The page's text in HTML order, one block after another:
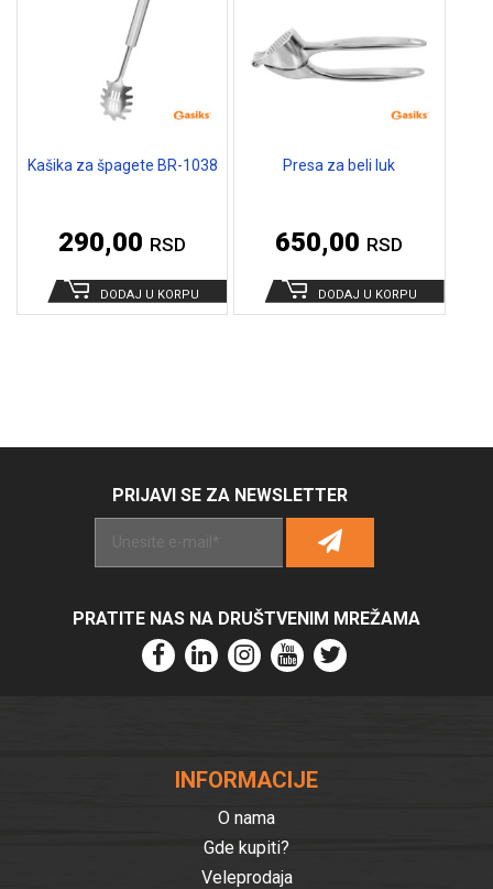
Kašika za špagete BR-1038
290,00 RSD
DODAJ U KORPU
Presa za beli luk
650,00 RSD
DODAJ U KORPU
PRIJAVI SE ZA NEWSLETTER
PRATITE NAS NA DRUŠTVENIM MREŽAMA
INFORMACIJE
O nama
Gde kupiti?
Veleprodaja